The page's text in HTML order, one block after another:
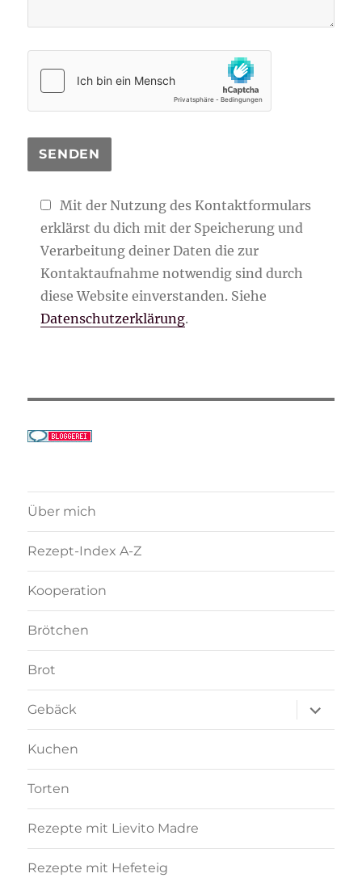
Mit der Nutzung des Kontaktformulars
erklärst du dich mit der Speicherung und
Verarbeitung deiner Daten die zur
Kontaktaufnahme notwendig sind durch
diese Website einverstanden. Siehe
Datenschutzerklärung.
Über mich
Rezept-Index A-Z
Kooperation
Brötchen
Brot
Gebäck
anzeigen
Kuchen
Torten
Rezepte mit Lievito Madre
Rezepte mit Hefeteig